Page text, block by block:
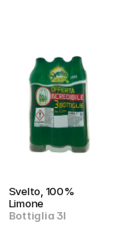
Svelto, 100%
Limone
Bottiglia 3l